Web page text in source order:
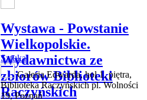
Wystawa - Powstanie
Wielkopolskie.
Wydawnictwa ze
zbiorów Biblioteki
Raczyńskich
Sztuka
Galeria Edwarda, hol 1. piętra,
Biblioteka Raczyńskich pl. Wolności
19, Poznań